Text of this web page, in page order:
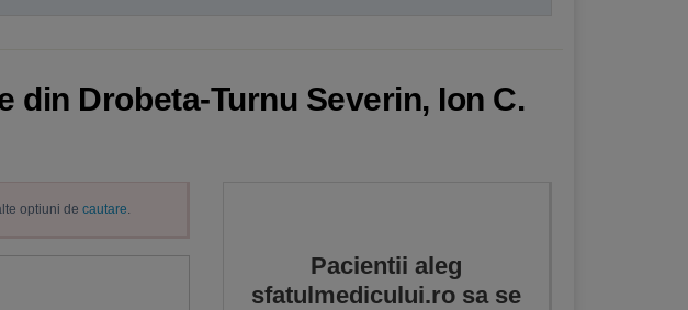
din Drobeta-Turnu Severin, Ion C.
optiuni de cautare.
Pacientii aleg
sfatulmedicului.ro sa se